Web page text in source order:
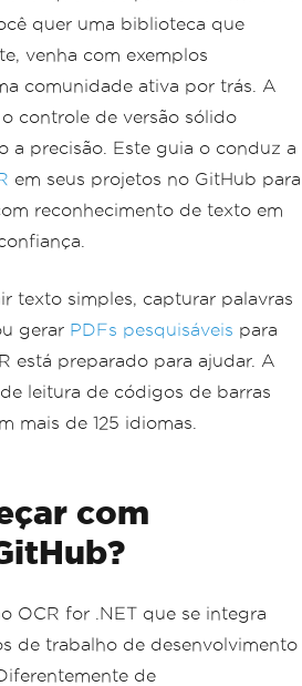
quer uma biblioteca que
venha com exemplos
comunidade ativa por trás. A
controle de versão sólido
a precisão. Este guia o conduz a
em seus projetos no GitHub para
reconhecimento de texto em
texto simples, capturar palavras
gerar PDFs pesquisáveis para
está preparado para ajudar. A
leitura de códigos de barras
mais de 125 idiomas.
com
OCR for .NET que se integra
de trabalho de desenvolvimento
de